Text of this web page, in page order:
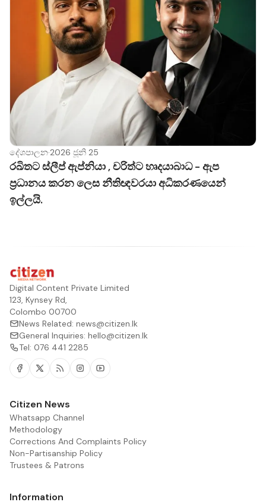
දේශපාලන·2026 ජූනි 25
රඛිතට ස්ලීප් ඇප්නියා , චරිත්ට හෘදයාබාධ - ඇප
ප්‍රධානය කරන ලෙස නීතිඥවරයා අධිකරණයෙන්
ඉල්ලයි.
Digital Content Private Limited
123, Kynsey Rd,
Colombo 00700
News Related: news@citizen.lk
General Inquiries: hello@citizen.lk
Tel: 076 441 2285
Facebook
Twitter
RSS InstagramYoutube
Citizen News
Whatsapp Channel
Methodology
Corrections And Complaints Policy
Non-Partisanship Policy
Trustees & Patrons
Information